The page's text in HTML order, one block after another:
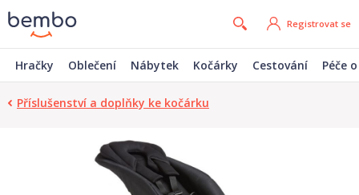
Registrovat se
Hračky Oblečení Nábytek Kočárky Cestování Péče
Příslušenství a doplňky ke kočárku